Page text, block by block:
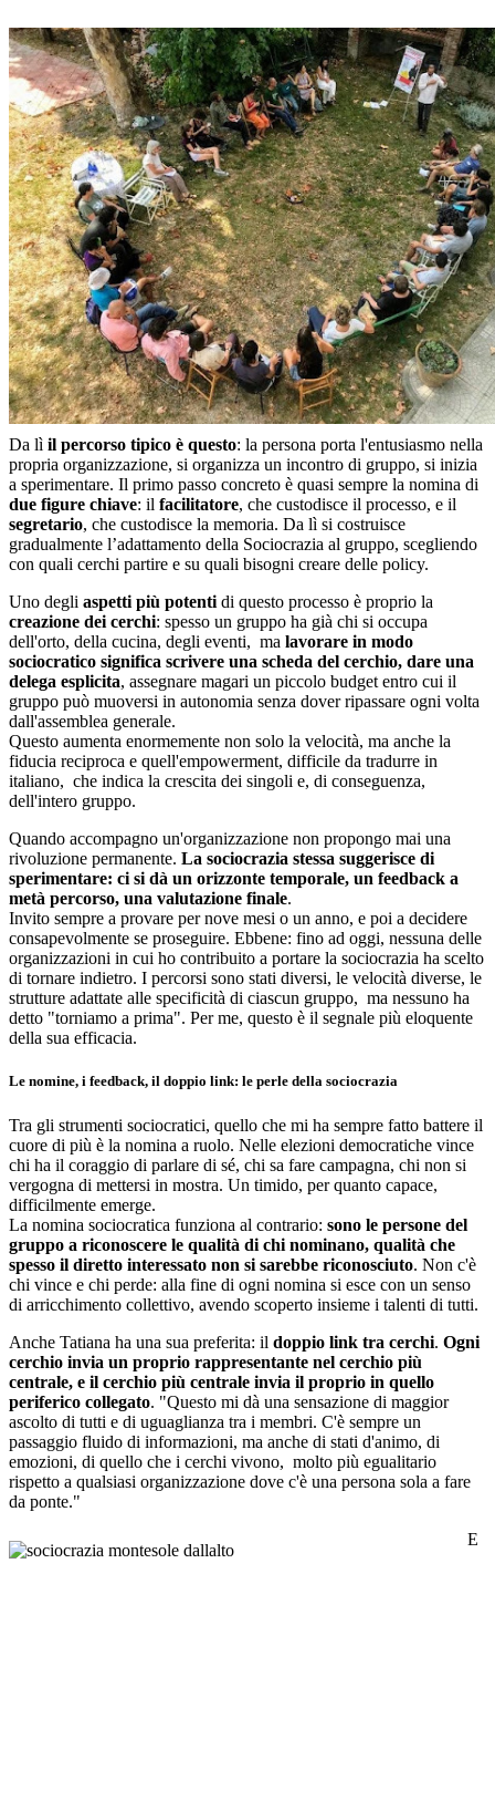
Da lì il percorso tipico è questo: la persona porta l'entusiasmo nella
propria organizzazione, si organizza un incontro di gruppo, si inizia
a sperimentare. Il primo passo concreto è quasi sempre la nomina di
due figure chiave: il facilitatore, che custodisce il processo, e il
segretario, che custodisce la memoria. Da lì si costruisce
gradualmente l’adattamento della Sociocrazia al gruppo, scegliendo
con quali cerchi partire e su quali bisogni creare delle policy.
Uno degli aspetti più potenti di questo processo è proprio la
creazione dei cerchi: spesso un gruppo ha già chi si occupa
dell'orto, della cucina, degli eventi, ma lavorare in modo
sociocratico significa scrivere una scheda del cerchio, dare una
delega esplicita, assegnare magari un piccolo budget entro cui il
gruppo può muoversi in autonomia senza dover ripassare ogni volta
dall'assemblea generale.
Questo aumenta enormemente non solo la velocità, ma anche la
fiducia reciproca e quell'empowerment, difficile da tradurre in
italiano, che indica la crescita dei singoli e, di conseguenza,
dell'intero gruppo.
Quando accompagno un'organizzazione non propongo mai una
rivoluzione permanente. La sociocrazia stessa suggerisce di
sperimentare: ci si dà un orizzonte temporale, un feedback a
metà percorso, una valutazione finale.
Invito sempre a provare per nove mesi o un anno, e poi a decidere
consapevolmente se proseguire. Ebbene: fino ad oggi, nessuna delle
organizzazioni in cui ho contribuito a portare la sociocrazia ha scelto
di tornare indietro. I percorsi sono stati diversi, le velocità diverse, le
strutture adattate alle specificità di ciascun gruppo, ma nessuno ha
detto "torniamo a prima". Per me, questo è il segnale più eloquente
della sua efficacia.
Le nomine, i feedback, il doppio link: le perle della sociocrazia
Tra gli strumenti sociocratici, quello che mi ha sempre fatto battere il
cuore di più è la nomina a ruolo. Nelle elezioni democratiche vince
chi ha il coraggio di parlare di sé, chi sa fare campagna, chi non si
vergogna di mettersi in mostra. Un timido, per quanto capace,
difficilmente emerge.
La nomina sociocratica funziona al contrario: sono le persone del
gruppo a riconoscere le qualità di chi nominano, qualità che
spesso il diretto interessato non si sarebbe riconosciuto. Non c'è
chi vince e chi perde: alla fine di ogni nomina si esce con un senso
di arricchimento collettivo, avendo scoperto insieme i talenti di tutti.
Anche Tatiana ha una sua preferita: il doppio link tra cerchi. Ogni
cerchio invia un proprio rappresentante nel cerchio più
centrale, e il cerchio più centrale invia il proprio in quello
periferico collegato. "Questo mi dà una sensazione di maggior
ascolto di tutti e di uguaglianza tra i membri. C'è sempre un
passaggio fluido di informazioni, ma anche di stati d'animo, di
emozioni, di quello che i cerchi vivono, molto più egualitario
rispetto a qualsiasi organizzazione dove c'è una persona sola a fare
da ponte."
E